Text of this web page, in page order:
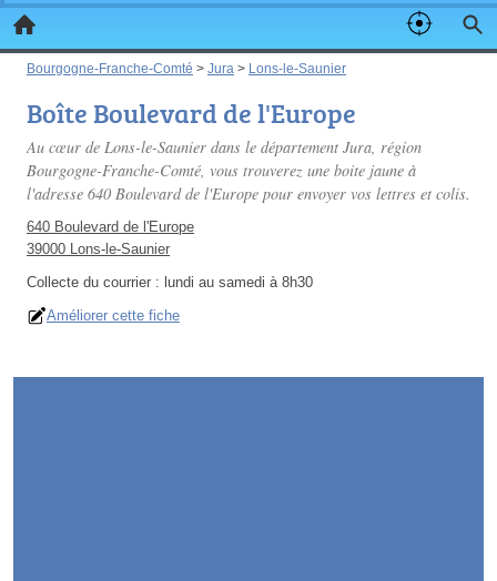
Bourgogne-Franche-Comté > Jura > Lons-le-Saunier
Boîte Boulevard de l'Europe
Au cœur de Lons-le-Saunier dans le département Jura, région
Bourgogne-Franche-Comté, vous trouverez une boite jaune à
l'adresse 640 Boulevard de l'Europe pour envoyer vos lettres et colis.
640 Boulevard de l'Europe
39000 Lons-le-Saunier
Collecte du courrier : lundi au samedi à 8h30
Améliorer cette fiche